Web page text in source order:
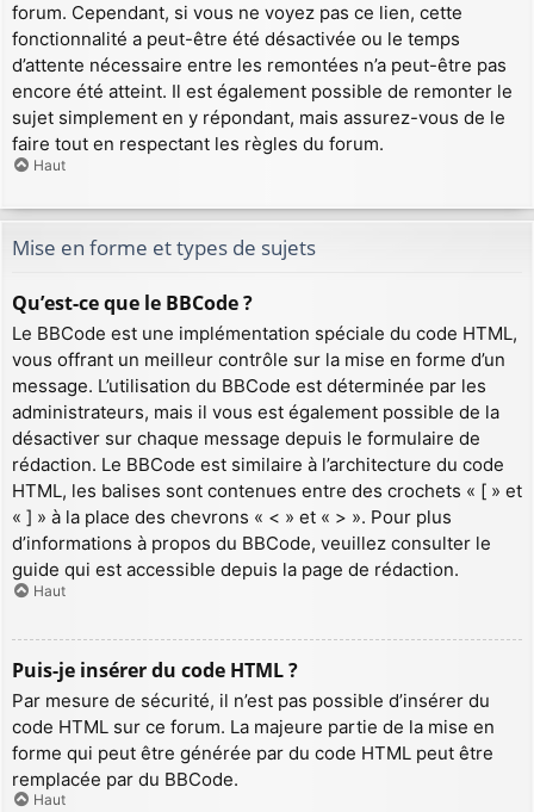
forum. Cependant, si vous ne voyez pas ce lien, cette
fonctionnalité a peut-être été désactivée ou le temps
d’attente nécessaire entre les remontées n’a peut-être pas
encore été atteint. Il est également possible de remonter le
sujet simplement en y répondant, mais assurez-vous de le
faire tout en respectant les règles du forum.
Haut
Mise en forme et types de sujets
Qu’est-ce que le BBCode ?
Le BBCode est une implémentation spéciale du code HTML,
vous offrant un meilleur contrôle sur la mise en forme d’un
message. L’utilisation du BBCode est déterminée par les
administrateurs, mais il vous est également possible de la
désactiver sur chaque message depuis le formulaire de
rédaction. Le BBCode est similaire à l’architecture du code
HTML, les balises sont contenues entre des crochets « [ » et
« ] » à la place des chevrons « < » et « > ». Pour plus
d’informations à propos du BBCode, veuillez consulter le
guide qui est accessible depuis la page de rédaction.
Haut
Puis-je insérer du code HTML ?
Par mesure de sécurité, il n’est pas possible d’insérer du
code HTML sur ce forum. La majeure partie de la mise en
forme qui peut être générée par du code HTML peut être
remplacée par du BBCode.
Haut